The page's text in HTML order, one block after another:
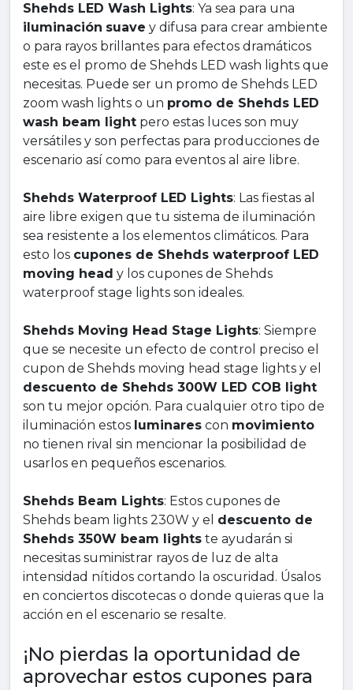
Shehds LED Wash Lights: Ya sea para una
iluminación suave y difusa para crear ambiente
o para rayos brillantes para efectos dramáticos
este es el promo de Shehds LED wash lights que
necesitas. Puede ser un promo de Shehds LED
zoom wash lights o un promo de Shehds LED
wash beam light pero estas luces son muy
versátiles y son perfectas para producciones de
escenario así como para eventos al aire libre.
Shehds Waterproof LED Lights: Las fiestas al
aire libre exigen que tu sistema de iluminación
sea resistente a los elementos climáticos. Para
esto los cupones de Shehds waterproof LED
moving head y los cupones de Shehds
waterproof stage lights son ideales.
Shehds Moving Head Stage Lights: Siempre
que se necesite un efecto de control preciso el
cupon de Shehds moving head stage lights y el
descuento de Shehds 300W LED COB light
son tu mejor opción. Para cualquier otro tipo de
iluminación estos luminares con movimiento
no tienen rival sin mencionar la posibilidad de
usarlos en pequeños escenarios.
Shehds Beam Lights: Estos cupones de
Shehds beam lights 230W y el descuento de
Shehds 350W beam lights te ayudarán si
necesitas suministrar rayos de luz de alta
intensidad nítidos cortando la oscuridad. Úsalos
en conciertos discotecas o donde quieras que la
acción en el escenario se resalte.
¡No pierdas la oportunidad de
aprovechar estos cupones para